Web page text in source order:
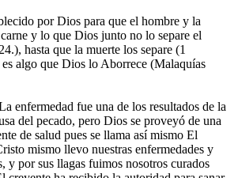
por Dios para que el hombre y la
y lo que Dios junto no lo separe el
hasta que la muerte los separe (1
algo que Dios lo Aborrece (Malaquías
enfermedad fue una de los resultados de la
del pecado, pero Dios se proveyó de una
de salud pues se llama así mismo El
mismo llevo nuestras enfermedades y
y por sus llagas fuimos nosotros curados